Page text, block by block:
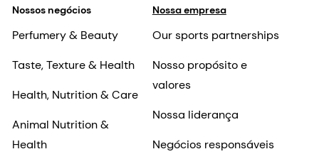
Nossos negócios
Perfumery & Beauty
Taste, Texture & Health
Health, Nutrition & Care
Animal Nutrition &
Health
Nossa empresa
Our sports partnerships
Nosso propósito e
valores
Nossa liderança
Negócios responsáveis